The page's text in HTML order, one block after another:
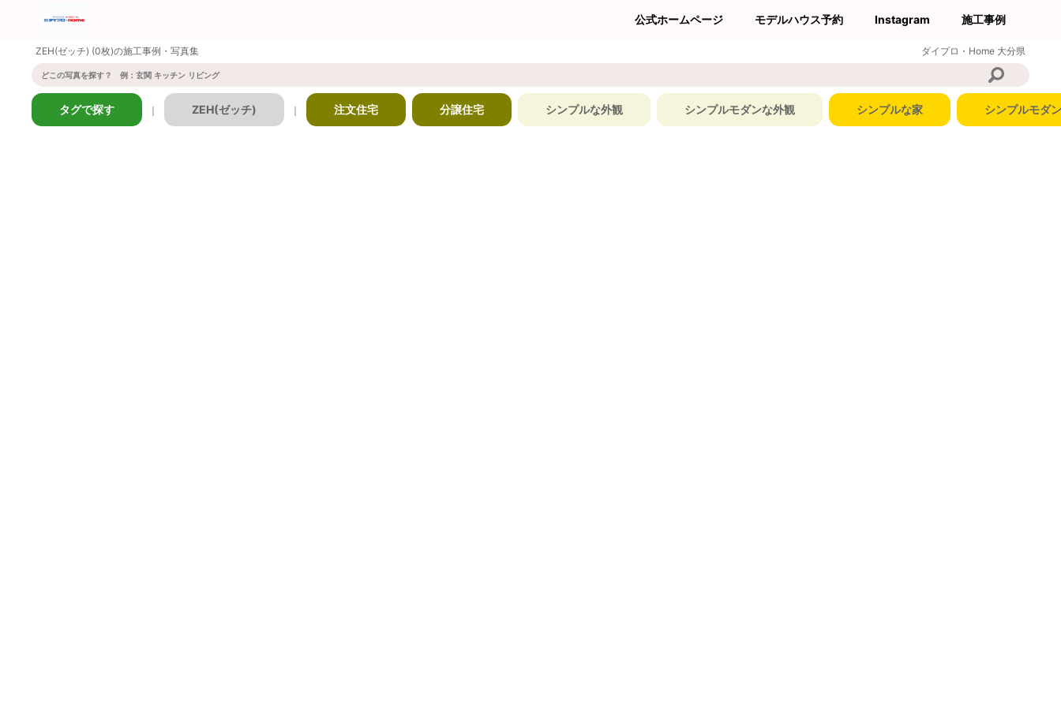
公式ホームページ モデルハウス予約 Instagram 施工事例
ZEH(ゼッチ) (0枚)の施工事例・写真集 ダイプロ・Home 大分県
タグで探す ｜ ZEH(ゼッチ) ｜ 注文住宅 分譲住宅 シンプルな外観 シンプルモダンな外観 シンプルな家 シンプルモダ